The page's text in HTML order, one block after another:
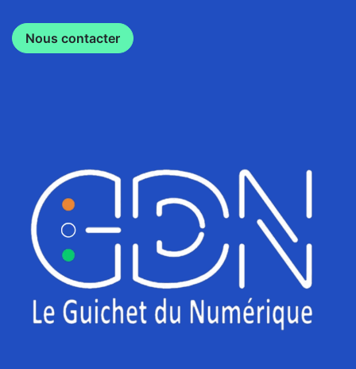
Nous contacter